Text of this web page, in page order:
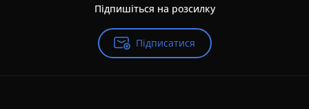
Підпишіться на розсилку
Підписатися